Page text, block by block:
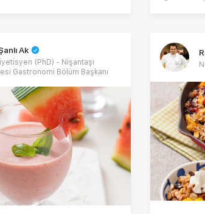
hafif ama etkili bir
için birebir. Fark
yaz mezesi tarifine
tıklayın! 🌿
yoğurtla
Ak
(PhD) - Nişantaşı
Gastronomi Bölüm Başkanı